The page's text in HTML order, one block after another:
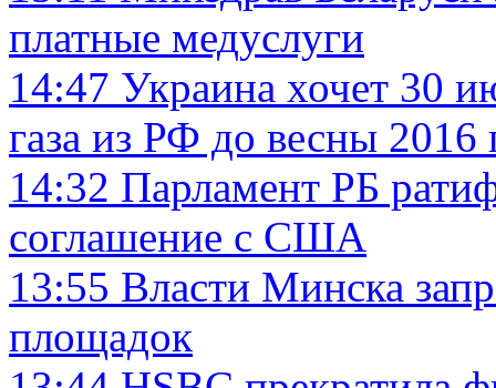
платные медуслуги
14:47 Украина хочет 30
газа из РФ до весны 2016
14:32 Парламент РБ
соглашение с США
13:55 Власти Минска
площадок